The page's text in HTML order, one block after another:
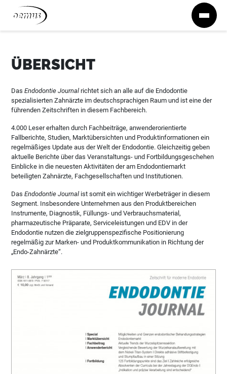
Zum Inhalt springen
ÜBERSICHT
DasEndodontie Journal richtet sich an alle auf die Endodontie
spezialisierten Zahnärzte im deutschsprachigen Raum und ist eine der
führenden Zeitschriften in diesem Fachbereich.
4.000 Leser erhalten durch Fachbeiträge, anwenderorientierte
Fallberichte, Studien, Marktübersichten und Produktinformationen ein
regelmäßiges Update aus der Welt der Endodontie. Gleichzeitig geben
aktuelle Berichte über das Veranstaltungs- und Fortbildungsgeschehen
Einblicke in die neuesten Aktivitäten der am Endodontiemarkt
beteiligten Zahnärzte, Fachgesellschaften und Institutionen.
DasEndodontie Journal ist somit ein wichtiger Werbeträger in diesem
Segment. Insbesondere Unternehmen aus den Produktbereichen
Instrumente, Diagnostik, Füllungs- und Verbrauchsmaterial,
pharmazeutische Präparate, Serviceleistungen und EDV in der
Endodontie nutzen die zielgruppenspezifische Positionierung
regelmäßig zur Marken- und Produktkommunikation in Richtung der
„Endo-Zahnärzte“.